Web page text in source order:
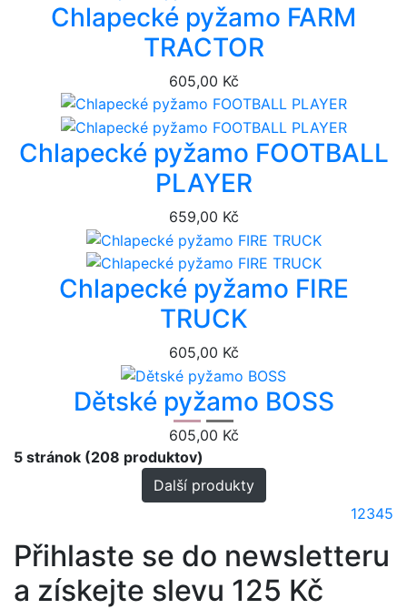
Chlapecké pyžamo FARM
TRACTOR
605,00 Kč
Chlapecké pyžamo FOOTBALL
PLAYER
659,00 Kč
Chlapecké pyžamo FIRE
TRUCK
605,00 Kč
Dětské pyžamo BOSS
605,00 Kč
5 stránok (208 produktov)
Další produkty
12345
Přihlaste se do newsletteru
a získejte slevu 125 Kč